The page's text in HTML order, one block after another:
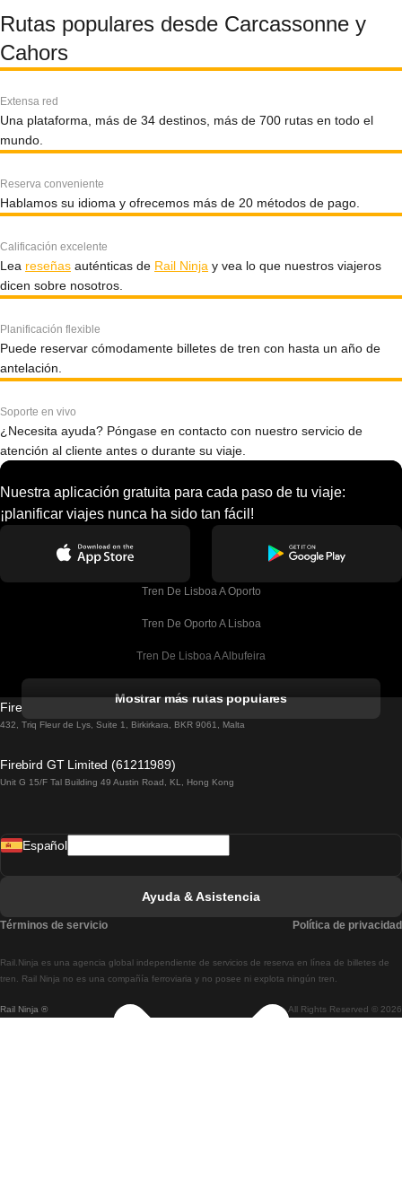
Rutas populares desde Carcassonne y
Cahors
Extensa red
Una plataforma, más de 34 destinos, más de 700 rutas en todo el
mundo.
Reserva conveniente
Hablamos su idioma y ofrecemos más de 20 métodos de pago.
Calificación excelente
Lea reseñas auténticas de Rail Ninja y vea lo que nuestros viajeros
dicen sobre nosotros.
Planificación flexible
Puede reservar cómodamente billetes de tren con hasta un año de
antelación.
Soporte en vivo
¿Necesita ayuda? Póngase en contacto con nuestro servicio de
atención al cliente antes o durante su viaje.
Nuestra aplicación gratuita para cada paso de tu viaje:
¡planificar viajes nunca ha sido tan fácil!
Tren De Lisboa A Oporto
Tren De Oporto A Lisboa
Tren De Lisboa A Albufeira
Tren De Lisboa A Lagos
Tren De Lisboa A Madrid
Tren De Lisboa A Braga
Tren De Braga A Lisboa
Mostrar más rutas populares
Firebird GT Limited (OC 1451)
432, Triq Fleur de Lys, Suite 1, Birkirkara, BKR 9061, Malta
Firebird GT Limited (61211989)
Unit G 15/F Tal Building 49 Austin Road, KL, Hong Kong
Rail Ninja ® All Rights Reserved © 2026
Rail.Ninja es una agencia global independiente de servicios de reserva en línea de billetes de
tren. Rail Ninja no es una compañía ferroviaria y no posee ni explota ningún tren.
Español
Ayuda & Asistencia
Términos de servicio Política de privacidad